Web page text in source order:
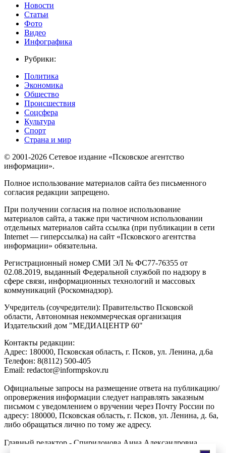
Новости
Статьи
Фото
Видео
Инфографика
Рубрики:
Политика
Экономика
Общество
Происшествия
Соцсфера
Культура
Спорт
Страна и мир
© 2001-2026 Сетевое издание «Псковское агентство
информации».
Полное использование материалов сайта без письменного
согласия редакции запрещено.
При получении согласия на полное использование
материалов сайта, а также при частичном использовании
отдельных материалов сайта ссылка (при публикации в сети
Internet — гиперссылка) на сайт «Псковского агентства
информации» обязательна.
Регистрационный номер СМИ ЭЛ № ФС77-76355 от
02.08.2019, выданный Федеральной службой по надзору в
сфере связи, информационных технологий и массовых
коммуникаций (Роскомнадзор).
Учредитель (соучредители): Правительство Псковской
области, Автономная некоммерческая организация
Издательский дом "МЕДИАЦЕНТР 60"
Контакты редакции:
Адреc: 180000, Псковская область, г. Псков, ул. Ленина, д.6а
Телефон: 8(8112) 500-405
Email: redactor@informpskov.ru
Официальные запросы на размещение ответа на публикацию/
опровержения информации следует направлять заказным
письмом с уведомлением о вручении через Почту России по
адресу: 180000, Псковская область, г. Псков, ул. Ленина, д. 6а,
либо обращаться лично по тому же адресу.
Главный редактор - Спиридонова Анна Александровна